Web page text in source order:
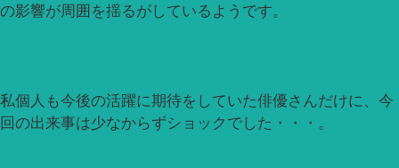
の影響が周囲を揺るがしているようです。
私個人も今後の活躍に期待をしていた俳優さんだけに、今
回の出来事は少なからずショックでした・・・。